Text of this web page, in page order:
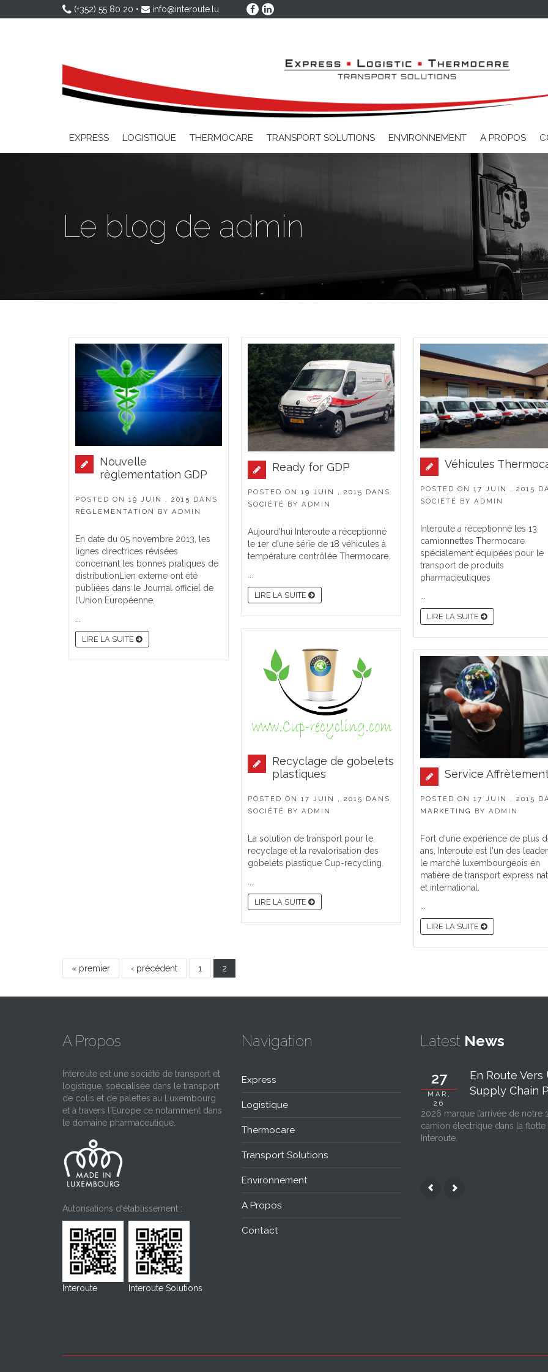
(+352) 55 80 20 • info@interoute.lu
EXPRESS LOGISTIQUE THERMOCARE TRANSPORT SOLUTIONS ENVIRONNEMENT A PROPOS
Le blog de admin
Nouvelle
règlementation GDP
POSTED ON 19 JUIN , 2015 DANS
RÈGLEMENTATION
BY ADMIN
En date du 05 novembre 2013, les
lignes directrices révisées
concernant les bonnes pratiques de
distributionLien externe ont été
publiées dans le Journal officiel de
l’Union Européenne.
LIRE LA SUITE
Ready for GDP
POSTED ON 19 JUIN , 2015 DANS
SOCIÉTÉ BY ADMIN
Aujourd'hui Interoute a réceptionné
le 1er d'une série de 18 véhicules à
température contrôlée Thermocare.
LIRE LA SUITE
Véhicules
POSTED ON 17 JUIN , 2015
SOCIÉTÉ BY ADMIN
Interoute a réceptionné les 13
camionnettes Thermocare
spécialement équipées pour le
transport de produits
pharmacieutiques
LIRE LA SUITE
Recyclage de gobelets
plastiques
POSTED ON 17 JUIN , 2015 DANS
SOCIÉTÉ BY ADMIN
La solution de transport pour le
recyclage et la revalorisation des
gobelets plastique Cup-recycling.
...
LIRE LA SUITE
Service
POSTED ON 17 JUIN , 2015
MARKETING
BY ADMIN
Fort d'une expérience de plus
ans, Interoute est l'un des
le marché luxembourgeois en
matière de transport express
et international.
LIRE LA SUITE
Pages
« premier ‹ précédent 1 2
A Propos
Interoute est une société de transport et
logistique, spécialisée dans le transport
de colis et de palettes au Luxembourg
et à travers l'Europe ce notamment dans
le domaine pharmaceutique.
Autorisations d'établissement :
Interoute Interoute Solutions
Navigation
Express
Logistique
Thermocare
Transport Solutions
Environnement
A Propos
Contact
Latest News
27
MAR,
26
En Route Vers
Supply Chain
2026 marque l’arrivée de notre
camion électrique dans la flotte
Interoute.